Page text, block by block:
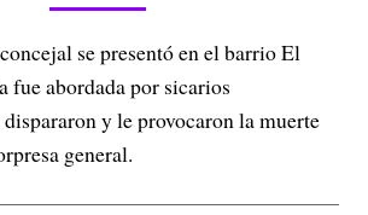
se presentó en el barrio El
fue abordada por sicarios
y le provocaron la muerte
general.